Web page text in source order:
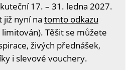
17. – 31. ledna 2027.
již nyní na tomto odkazu
Těšit se můžete
živých přednášek,
i slevové vouchery.